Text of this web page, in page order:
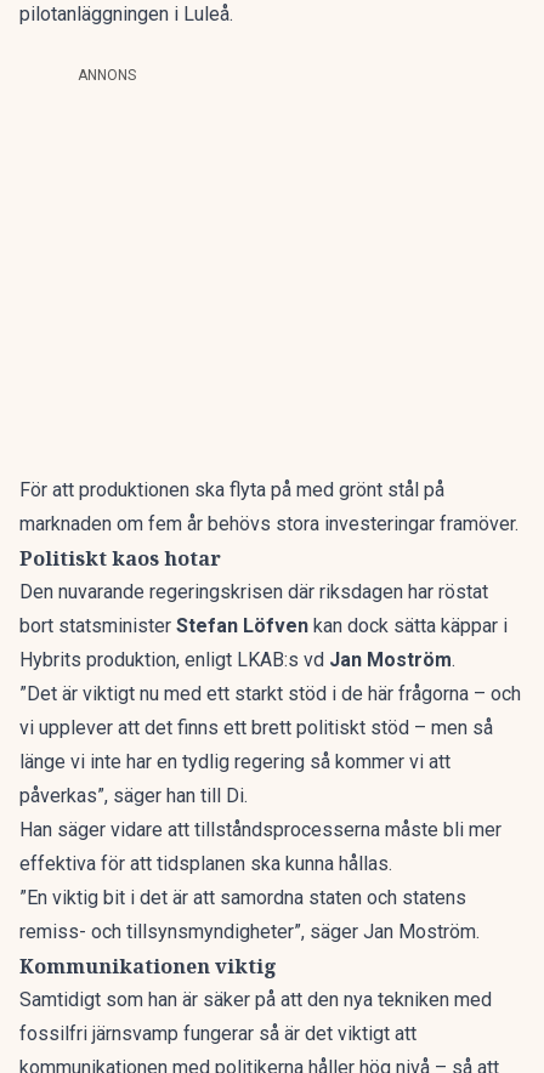
pilotanläggningen i Luleå.
ANNONS
För att produktionen ska flyta på med grönt stål på
marknaden om fem år behövs stora investeringar framöver.
Politiskt kaos hotar
Den nuvarande regeringskrisen där riksdagen har röstat
bort statsminister Stefan Löfven kan dock sätta käppar i
Hybrits produktion, enligt LKAB:s vd Jan Moström.
”Det är viktigt nu med ett starkt stöd i de här frågorna – och
vi upplever att det finns ett brett politiskt stöd – men så
länge vi inte har en tydlig regering så kommer vi att
påverkas”, säger han till Di.
Han säger vidare att tillståndsprocesserna måste bli mer
effektiva för att tidsplanen ska kunna hållas.
”En viktig bit i det är att samordna staten och statens
remiss- och tillsynsmyndigheter”, säger Jan Moström.
Kommunikationen viktig
Samtidigt som han är säker på att den nya tekniken med
fossilfri järnsvamp fungerar så är det viktigt att
kommunikationen med politikerna håller hög nivå – så att